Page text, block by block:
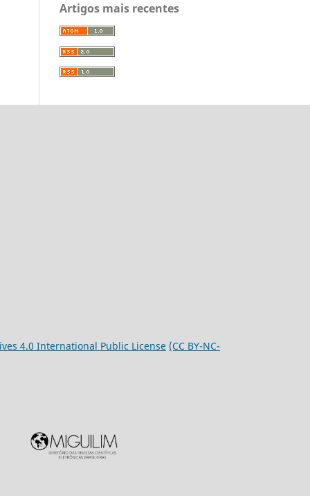
Artigos mais recentes
4.0 International Public License (CC BY-NC-